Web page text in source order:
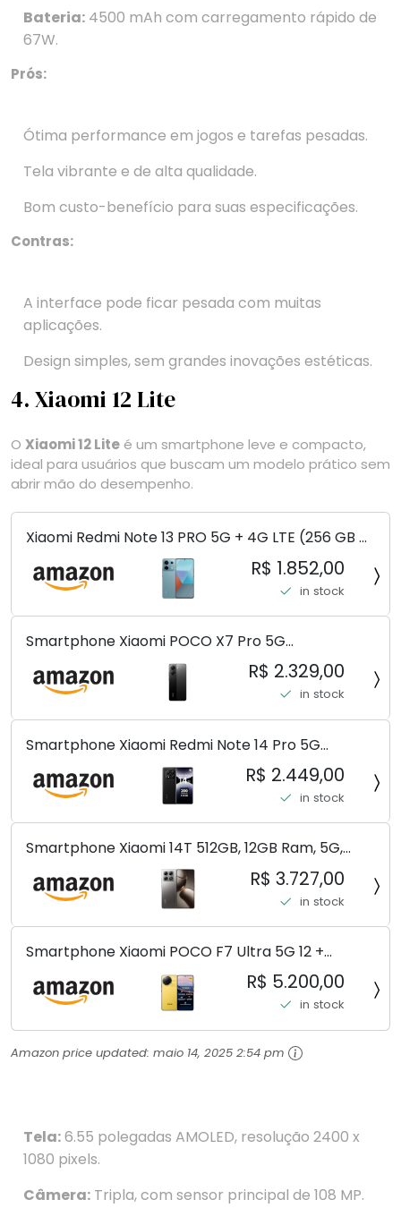
Bateria: 4500 mAh com carregamento rápido de
67W.
Prós:
Ótima performance em jogos e tarefas pesadas.
Tela vibrante e de alta qualidade.
Bom custo-benefício para suas especificações.
Contras:
A interface pode ficar pesada com muitas
aplicações.
Design simples, sem grandes inovações estéticas.
4. Xiaomi 12 Lite
O Xiaomi 12 Lite é um smartphone leve e compacto,
ideal para usuários que buscam um modelo prático sem
abrir mão do desempenho.
Xiaomi Redmi Note 13 PRO 5G + 4G LTE (256 GB +
8 GB) 200 MP Triplo (Mobile Mint Tello e) +
(Pacote de carregador duplo de carro rápido)
(Ocean Teal (ROM))
R$ 1.852,00
in stock
Smartphone Xiaomi POCO X7 Pro 5G
8+256GB/12+256GB/12+512GB
R$ 2.329,00
in stock
Smartphone Xiaomi Redmi Note 14 Pro 5G
Midnight Black (Preto) 12GB RAM 512GB ROM NFC
[ 24090RA29G ]
R$ 2.449,00
in stock
Smartphone Xiaomi 14T 512GB, 12GB Ram, 5G,
Leica, Cinza - no Brasil
R$ 3.727,00
in stock
Smartphone Xiaomi POCO F7 Ultra 5G 12 +
256GB/16+512GB Processador Snapdragon 8 Elite
Top de Linha Chip VisionBoost D7 para Jogos
Pesados Tela Flow AMOLED 2K...
R$ 5.200,00
in stock
Amazon price updated: maio 14, 2025 2:54 pm
Tela:6.55 polegadas AMOLED, resolução 2400 x
1080 pixels.
Câmera: Tripla, com sensor principal de 108 MP.